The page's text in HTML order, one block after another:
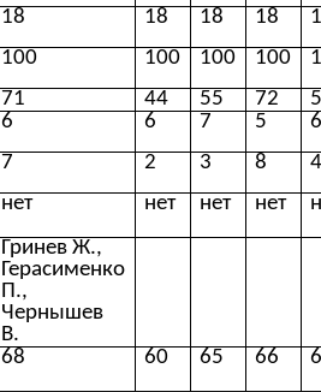
18 18 18 18
100 100 100 100
71 44 55 72
6 6 7 5
7 2 3 8
нет нет нет нет
Гринев Ж.,
Герасименко
П.,
Чернышев
В.
68 60 65 66